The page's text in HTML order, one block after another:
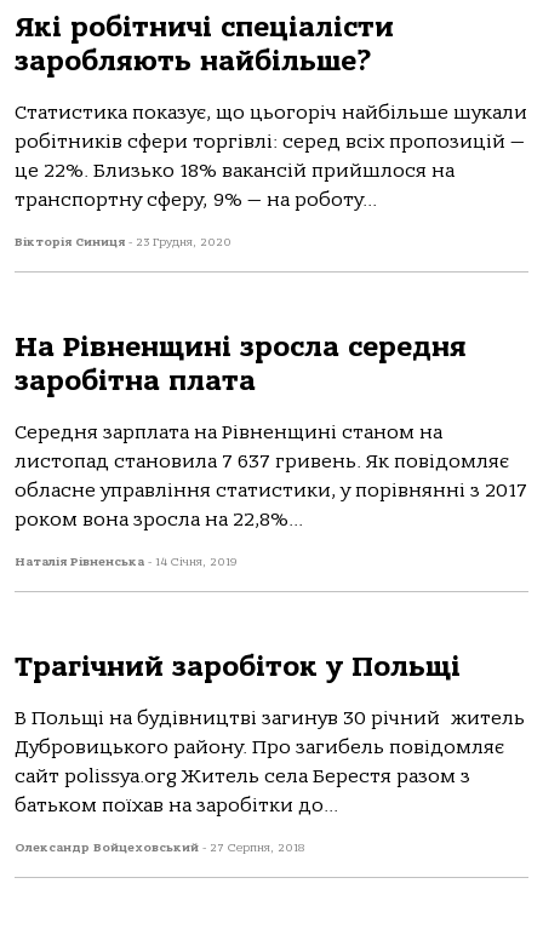
Які робітничі спеціалісти
заробляють найбільше?
Статистика показує, що цьогоріч найбільше шукали
робітників сфери торгівлі: серед всіх пропозицій —
це 22%. Близько 18% вакансій прийшлося на
транспортну сферу, 9% — на роботу...
Вікторія Синиця - 23 Грудня, 2020
На Рівненщині зросла середня
заробітна плата
Середня зарплата на Рівненщині станом на
листопад становила 7 637 гривень. Як повідомляє
обласне управління статистики, у порівнянні з 2017
роком вона зросла на 22,8%...
Наталія Рівненська - 14 Січня, 2019
Трагічний заробіток у Польщі
В Польщі на будівництві загинув 30 річний житель
Дубровицького району. Про загибель повідомляє
сайт polissya.org Житель села Берестя разом з
батьком поїхав на заробітки до...
Олександр Войцеховський - 27 Серпня, 2018